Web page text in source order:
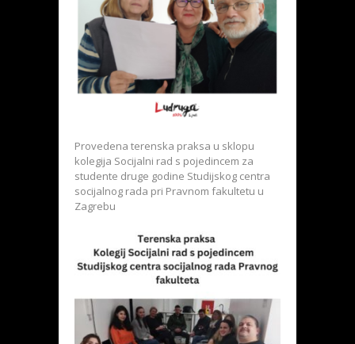
Provedena terenska praksa u sklopu
kolegija Socijalni rad s pojedincem za
studente druge godine Studijskog centra
socijalnog rada pri Pravnom fakultetu u
Zagrebu